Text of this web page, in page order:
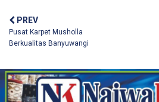
PREV
Pusat Karpet Musholla
Berkualitas Banyuwangi